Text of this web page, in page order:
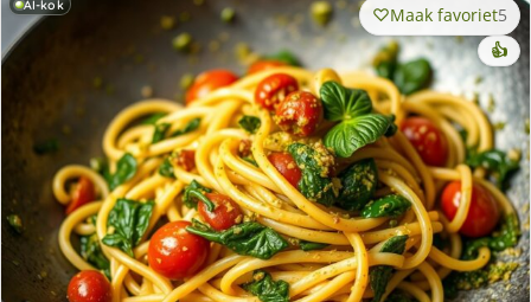
AI-kok Maak favoriet5
👍